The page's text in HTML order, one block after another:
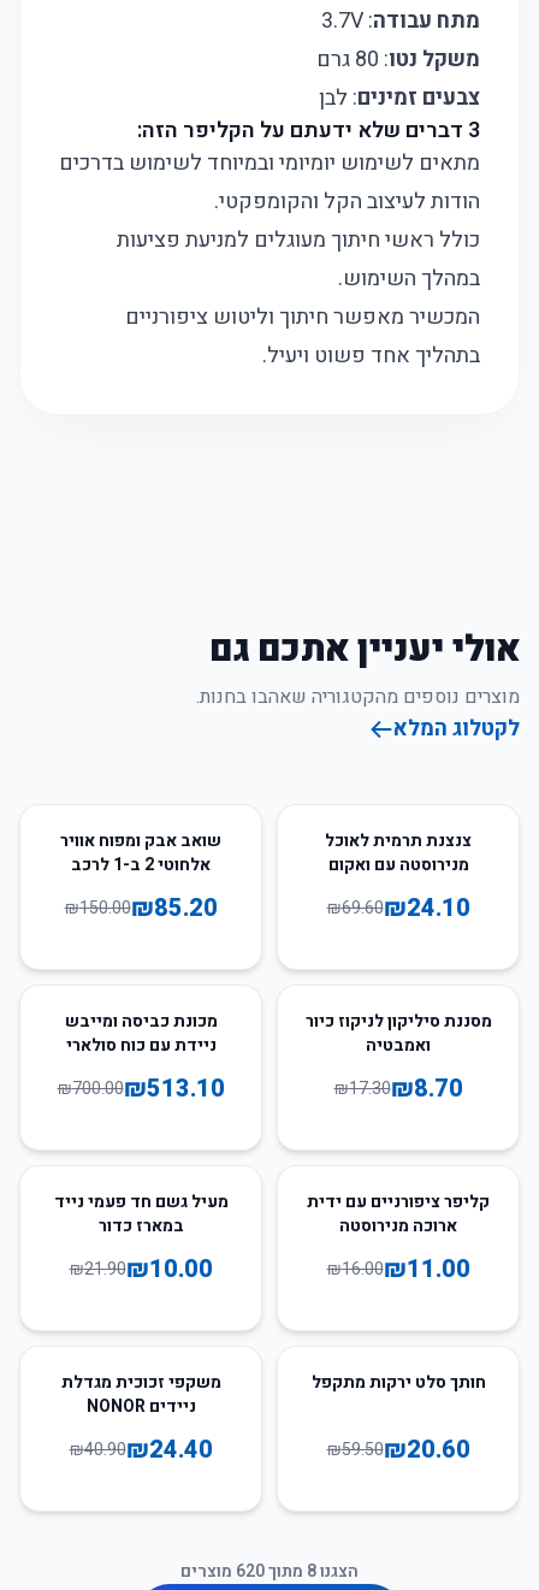
מתח עבודה: 3.7V
משקל נטו: 80 גרם
צבעים זמינים: לבן
3 דברים שלא ידעתם על הקליפר הזה:
מתאים לשימוש יומיומי ובמיוחד לשימוש בדרכים
הודות לעיצוב הקל והקומפקטי.
כולל ראשי חיתוך מעוגלים למניעת פציעות
במהלך השימוש.
המכשיר מאפשר חיתוך וליטוש ציפורניים
בתהליך אחד פשוט ויעיל.
אולי יעניין אתכם גם
מוצרים נוספים מהקטגוריה שאהבו בחנות.
לקטלוג המלא
צנצנת תרמית לאוכל
מנירוסטה עם ואקום
₪24.10
₪69.60
43
שואב אבק ומפוח אוויר
אלחוטי 2 ב-1 לרכב
₪85.20
₪150.00
50%מסננת סיליקון לניקוז כיור
ואמבטיה
₪8.70
₪17.30
27מכונת כביסה ומייבש
ניידת עם כוח סולארי
₪513.10
₪700.00
31
קליפר ציפורניים עם ידית
ארוכה מנירוסטה
₪11.00
₪16.00
54
מעיל גשם חד פעמי נייד
במארז כדור
₪10.00
₪21.90
65
חותך סלט ירקות מתקפל
₪20.60
₪59.50
40
משקפי זכוכית מגדלת
ניידים NONOR
₪24.40
₪40.90
הצגנו8 מתוך620 מוצרים